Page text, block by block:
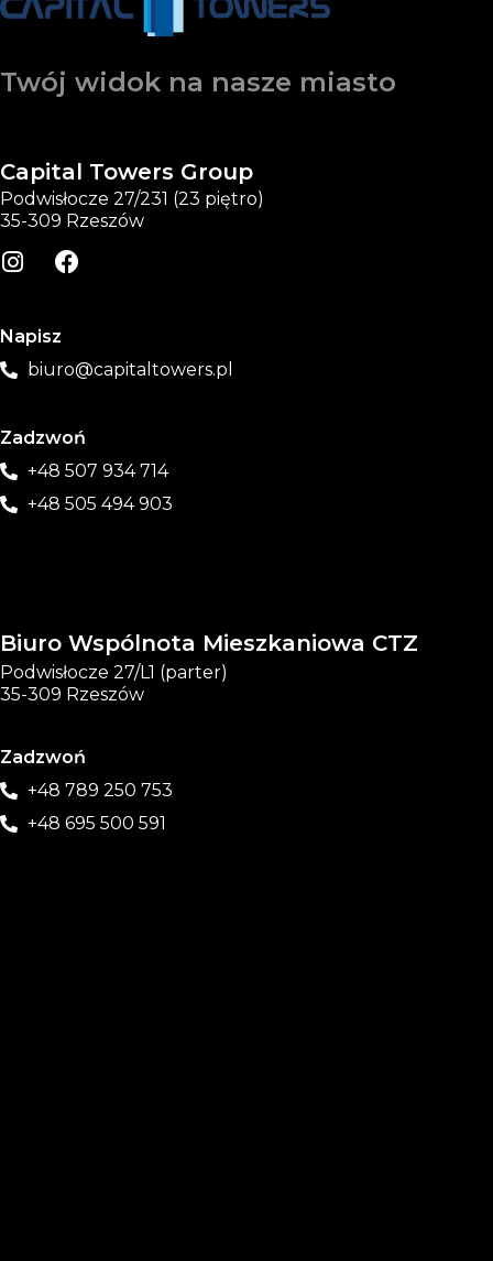
Twój widok na nasze miasto
Capital Towers Group
Podwisłocze 27/231 (23 piętro)
35-309 Rzeszów
Napisz
biuro@capitaltowers.pl
Zadzwoń
+48 507 934 714
+48 505 494 903
Biuro Wspólnota Mieszkaniowa CTZ
Podwisłocze 27/L1 (parter)
35-309 Rzeszów
Zadzwoń
+48 789 250 753
+48 695 500 591